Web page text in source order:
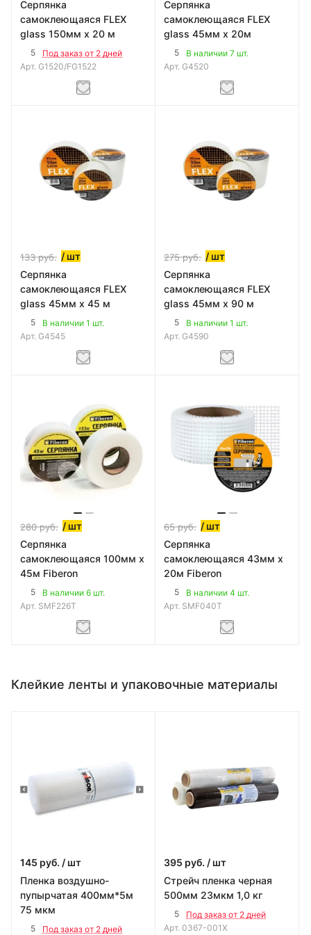
Серпянка
самоклеющаяся FLEX
glass 150мм х 20 м
5
Под заказ от 2 дней
Арт. G1520/FG1522
Серпянка
самоклеющаяся FLEX
glass 45мм х 20м
5
В наличии 7 шт.
Арт. G4520
133руб. / шт
Серпянка
самоклеющаяся FLEX
glass 45мм х 45 м
5
В наличии 1 шт.
Арт. G4545
275руб. / шт
Серпянка
самоклеющаяся FLEX
glass 45мм х 90 м
5
В наличии 1 шт.
Арт. G4590
280руб. / шт
Серпянка
самоклеющаяся 100мм х
45м Fiberon
5
В наличии 6 шт.
Арт. SMF226T
65руб. / шт
Серпянка
самоклеющаяся 43мм х
20м Fiberon
5
В наличии 4 шт.
Арт. SMF040T
Клейкие ленты и упаковочные материалы
145 руб. / шт
Пленка воздушно-
пупырчатая 400мм*5м
75 мкм
5
Под заказ от 2 дней
395 руб. / шт
Стрейч пленка черная
500мм 23мкм 1,0 кг
5
Под заказ от 2 дней
Арт. 0367-001Х